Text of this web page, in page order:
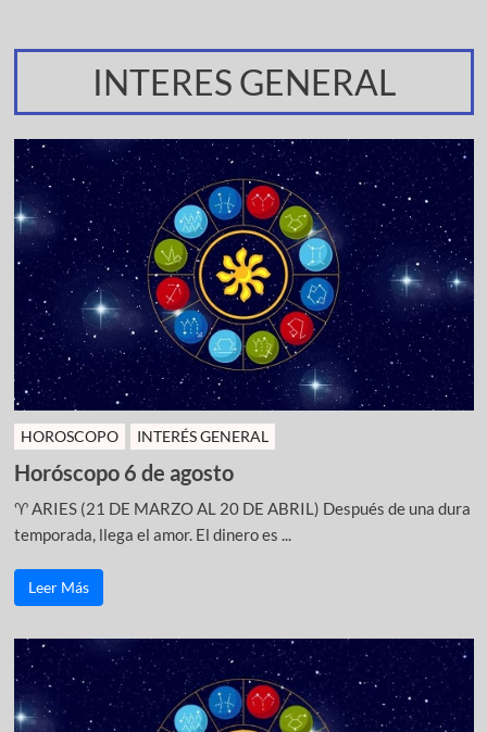
INTERES GENERAL
HOROSCOPO INTERÉS GENERAL
Horóscopo 6 de agosto
♈ ARIES (21 DE MARZO AL 20 DE ABRIL) Después de una dura
temporada, llega el amor. El dinero es ...
Leer Más